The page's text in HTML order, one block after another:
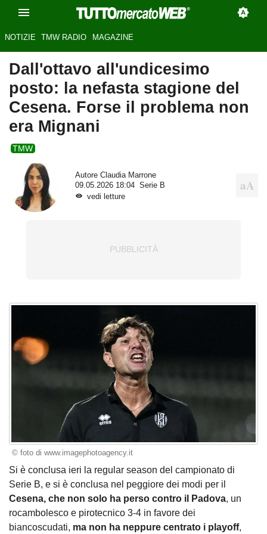
NOTIZIE TMW RADIO MAGAZINE
Dall'ottavo all'undicesimo
posto: la nefasta stagione del
Cesena. Forse il problema non
era Mignani
TMW
Autore Claudia Marrone
09.05.2026 18:04
Serie B
vedi letture
© foto di www.imagephotoagency.it
Si è conclusa ieri la regular season del campionato di
Serie B, e si è conclusa nel peggiore dei modi per il
Cesena, che non solo ha perso contro il Padova, un
rocambolesco e pirotecnico 3-4 in favore dei
biancoscudati, ma non ha neppure centrato i playoff,